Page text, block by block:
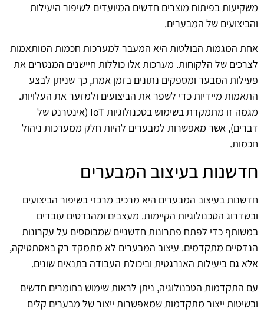
משקיעות בפיתוח מוצרים חדשים המיועדים לשיפור היעילות
והביצועים של המבערים.
אחת המגמות הבולטות היא המעבר למערכות חכמות המותאמות
לצרכים של הלקוחות. מערכות אלו כוללות חיישנים המנטרים את
פעילות המבער ומספקים נתונים בזמן אמת, כך שניתן לבצע
התאמות מיידיות כדי לשפר את הביצועים ולמזער את העלויות.
מגמה זו מתמקדת בשימוש בטכנולוגיות IoT (אינטרנט של
דברים), אשר מאפשרות למבערים להיות חלק ממערכות ניהול
חכמות.
חדשנות בעיצוב המבערים
חדשנות בעיצוב המבערים היא מרכיב מרכזי בשיפור הביצועים
ובשדרוג הטכנולוגיות הקיימות. מעצבים ומהנדסים עובדים
במשותף כדי לפתח פתרונות חדשניים שמבוססים על עקרונות
הנדסיים מתקדמים. עיצוב המבערים לא מתמקד רק באסתטיקה,
אלא גם ביעילות האנרגטית וביכולת העבודה בתנאים שונים.
עם התקדמות הטכנולוגיה, ניתן לראות שימוש בחומרים חדשים
ובשיטות ייצור מתקדמות שמאפשרות ייצור של מבערים קלים